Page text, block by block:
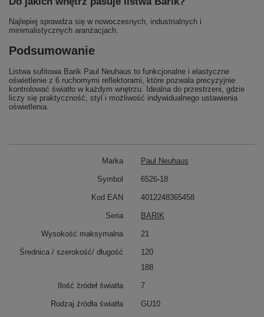
Najlepiej sprawdza się w nowoczesnych, industrialnych i
minimalistycznych aranżacjach.
Podsumowanie
Listwa sufitowa Barik Paul Neuhaus to funkcjonalne i elastyczne
oświetlenie z 6 ruchomymi reflektorami, które pozwala precyzyjnie
kontrolować światło w każdym wnętrzu. Idealna do przestrzeni, gdzie
liczy się praktyczność, styl i możliwość indywidualnego ustawienia
oświetlenia.
Marka Paul Neuhaus
Symbol 6526-18
Kod EAN 4012248365458
Seria BARIK
Wysokość maksymalna 21
Średnica / szerokość/ długość
120
188
Ilość źródeł światła 7
Rodzaj źródła światła GU10